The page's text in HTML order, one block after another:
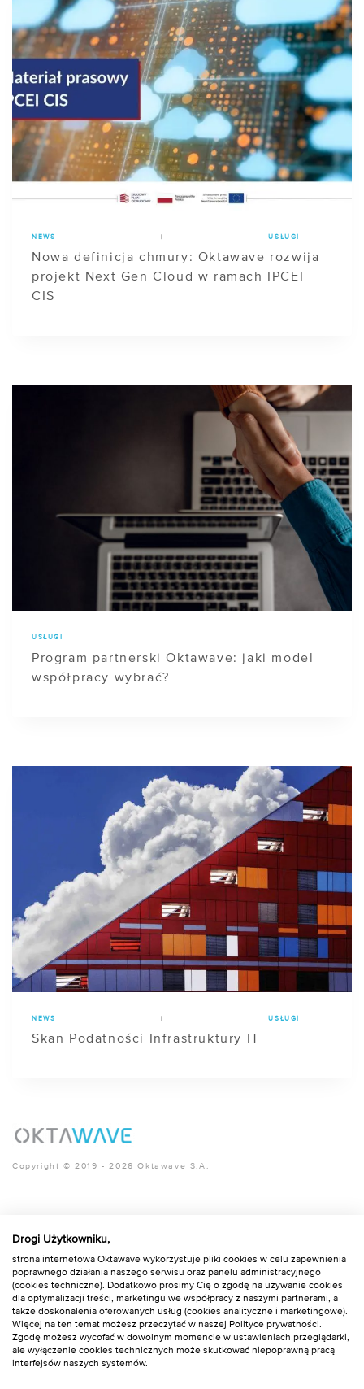
NEWS | USŁUGI
Nowa definicja chmury: Oktawave rozwija
projekt Next Gen Cloud w ramach IPCEI
CIS
USŁUGI
Program partnerski Oktawave: jaki model
współpracy wybrać?
NEWS USŁUGI
Skan Podatności Infrastruktury IT
Copyright © 2019 - 2026 Oktawave S.A.
Drogi Użytkowniku,
strona internetowa Oktawave wykorzystuje pliki cookies w celu zapewnienia
poprawnego działania naszego serwisu oraz panelu administracyjnego
(cookies techniczne). Dodatkowo prosimy Cię o zgodę na używanie cookies
dla optymalizacji treści, marketingu we współpracy z naszymi partnerami, a
także doskonalenia oferowanych usług (cookies analityczne i marketingowe).
Więcej na ten temat możesz przeczytać w naszej Polityce prywatności.
Zgodę możesz wycofać w dowolnym momencie w ustawieniach przeglądarki,
ale wyłączenie cookies technicznych może skutkować niepoprawną pracą
interfejsów naszych systemów.